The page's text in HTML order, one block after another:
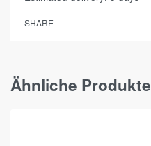
SHARE
Ähnliche Produkte